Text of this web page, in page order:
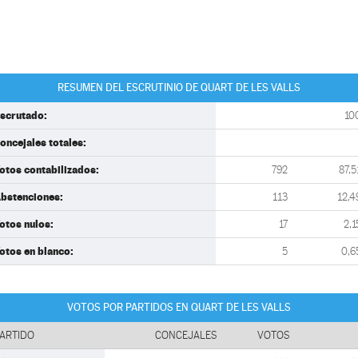
RESUMEN DEL ESCRUTINIO DE QUART DE LES VALLS
totales:
contabilizados: 792
113
nulos: 17
en blanco: 5
VOTOS POR PARTIDOS EN QUART DE LES VALLS
CONCEJALES VOTOS